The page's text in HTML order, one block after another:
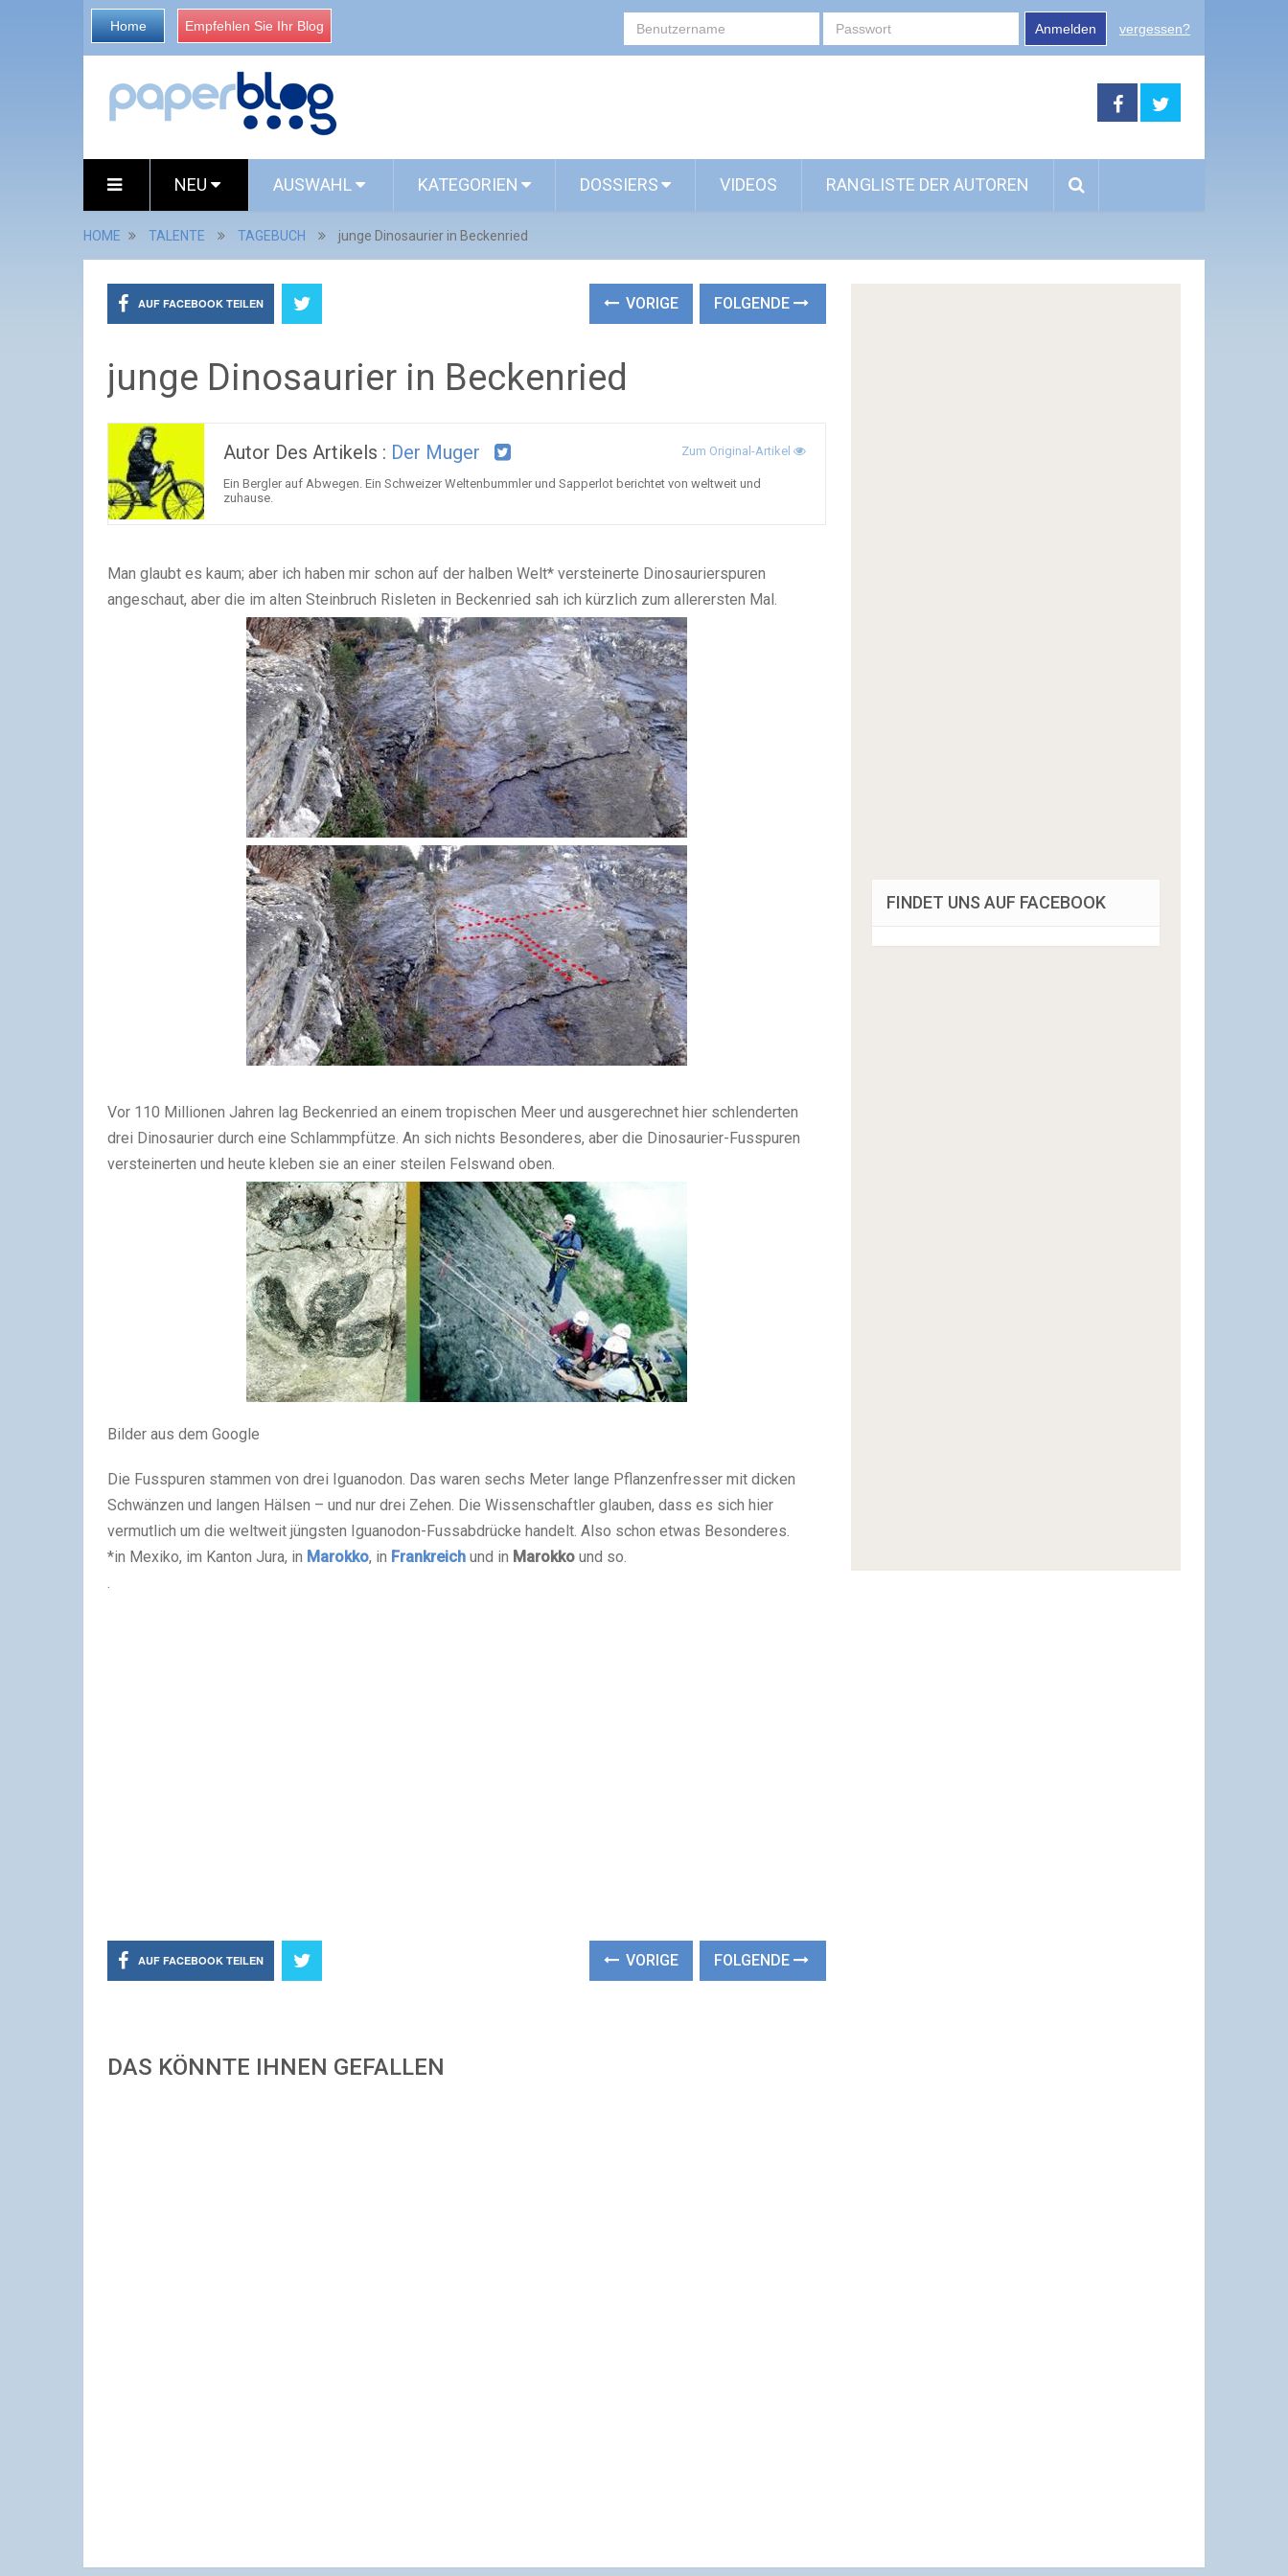
Home Empfehlen Sie Ihr Blog Anmelden vergessen?
NEU AUSWAHL KATEGORIEN DOSSIERS VIDEOS RANGLISTE DER AUTOREN
HOME TALENTE TAGEBUCH junge Dinosaurier in Beckenried
AUF FACEBOOK TEILEN VORIGE FOLGENDE
junge Dinosaurier in Beckenried
Autor Des Artikels : Der Muger Zum Original-Artikel
Ein Bergler auf Abwegen. Ein Schweizer Weltenbummler und Sapperlot berichtet von weltweit und
zuhause.
Man glaubt es kaum; aber ich haben mir schon auf der halben Welt* versteinerte Dinosaurierspuren
angeschaut, aber die im alten Steinbruch Risleten in Beckenried sah ich kürzlich zum allerersten Mal.
Vor 110 Millionen Jahren lag Beckenried an einem tropischen Meer und ausgerechnet hier schlenderten
drei Dinosaurier durch eine Schlammpfütze. An sich nichts Besonderes, aber die Dinosaurier-Fusspuren
versteinerten und heute kleben sie an einer steilen Felswand oben.
Bilder aus dem Google
Die Fusspuren stammen von drei Iguanodon. Das waren sechs Meter lange Pflanzenfresser mit dicken
Schwänzen und langen Hälsen – und nur drei Zehen. Die Wissenschaftler glauben, dass es sich hier
vermutlich um die weltweit jüngsten Iguanodon-Fussabdrücke handelt. Also schon etwas Besonderes.
*in Mexiko, im Kanton Jura, in Marokko, in Frankreich und in Marokko und so.
AUF FACEBOOK TEILEN VORIGE FOLGENDE
DAS KÖNNTE IHNEN GEFALLEN
FINDET UNS AUF FACEBOOK